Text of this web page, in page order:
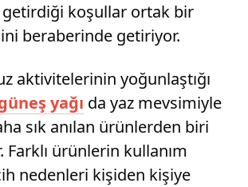
koşullar ortak bir
beraberinde getiriyor.
aktivitelerinin yoğunlaştığı
yağı da yaz mevsimiyle
sık anılan ürünlerden biri
Farklı ürünlerin kullanım
nedenleri kişiden kişiye